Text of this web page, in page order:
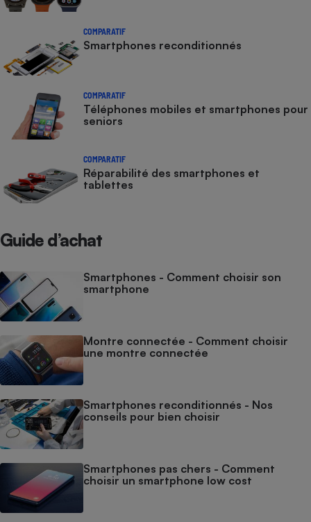
COMPARATIF
Smartphones reconditionnés
COMPARATIF
Téléphones mobiles et smartphones pour
seniors
COMPARATIF
Réparabilité des smartphones et
tablettes
Guide d’achat
Smartphones - Comment choisir son
smartphone
Montre connectée - Comment choisir
une montre connectée
Smartphones reconditionnés - Nos
conseils pour bien choisir
Smartphones pas chers - Comment
choisir un smartphone low cost